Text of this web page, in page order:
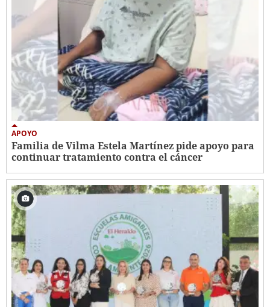
APOYO
Familia de Vilma Estela Martínez pide apoyo para
continuar tratamiento contra el cáncer